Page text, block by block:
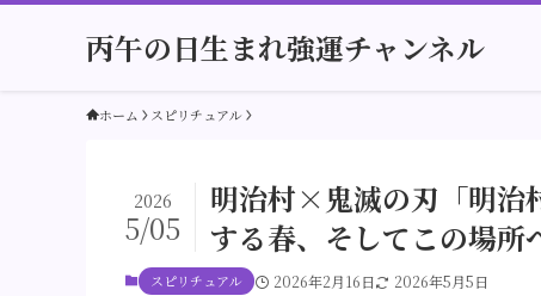
丙午の日生まれ強運チャンネル
ホーム スピリチュアル
明治村×鬼滅の刃「明治
する春、そしてこの場所
2026
5/05
スピリチュアル 2026年2月16日 2026年5月5日